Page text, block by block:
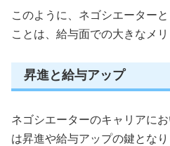
このように、ネゴシエーター
ことは、給与面での大きなメ
昇進と給与アップ
ネゴシエーターのキャリアに
は昇進や給与アップの鍵となり